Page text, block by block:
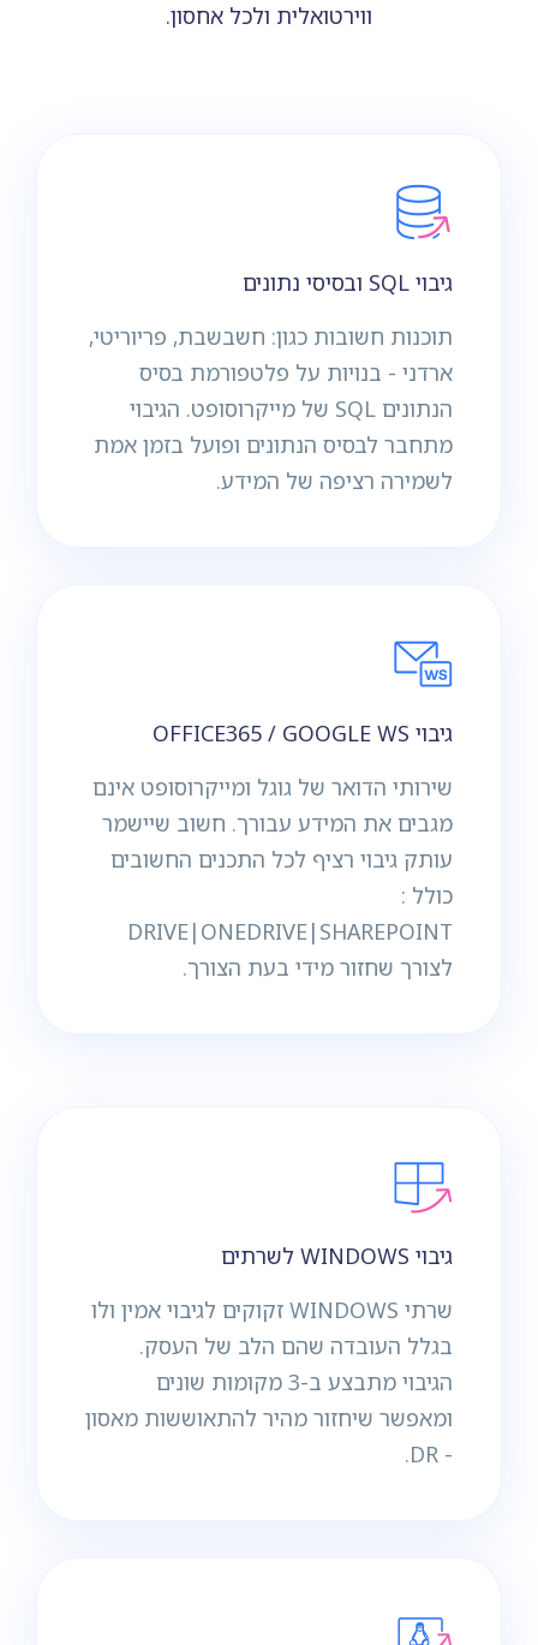
ווירטואלית ולכל אחסון.
גיבוי SQL ובסיסי נתונים
תוכנות חשובות כגון: חשבשבת, פריוריטי,
ארדני - בנויות על פלטפורמת בסיס
הנתונים SQL של מייקרוסופט. הגיבוי
מתחבר לבסיס הנתונים ופועל בזמן אמת
לשמירה רציפה של המידע.
גיבוי OFFICE365 / GOOGLE WS
שירותי הדואר של גוגל ומייקרוסופט אינם
מגבים את המידע עבורך. חשוב שיישמר
עותק גיבוי רציף לכל התכנים החשובים
כולל :
DRIVE|ONEDRIVE|SHAREPOINT
לצורך שחזור מידי בעת הצורך.
גיבוי WINDOWS לשרתים
שרתי WINDOWS זקוקים לגיבוי אמין ולו
בגלל העובדה שהם הלב של העסק.
הגיבוי מתבצע ב-3 מקומות שונים
ומאפשר שיחזור מהיר להתאוששות מאסון
- DR.